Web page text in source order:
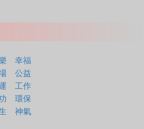
幸福
公益
工作
環保
神氣